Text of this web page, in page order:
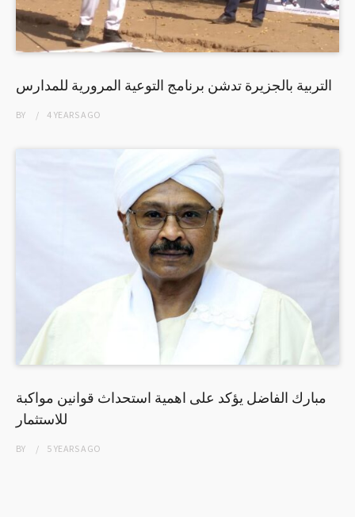
التربية بالجزيرة تدشن برنامج التوعية المرورية للمدارس
BY 4 YEARSAGO
مبارك الفاضل يؤكد على اهمية استحداث قوانين مواكبة
للاستثمار
BY 5 YEARSAGO